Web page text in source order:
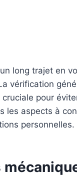
long trajet en
vérification
pour
les aspects à